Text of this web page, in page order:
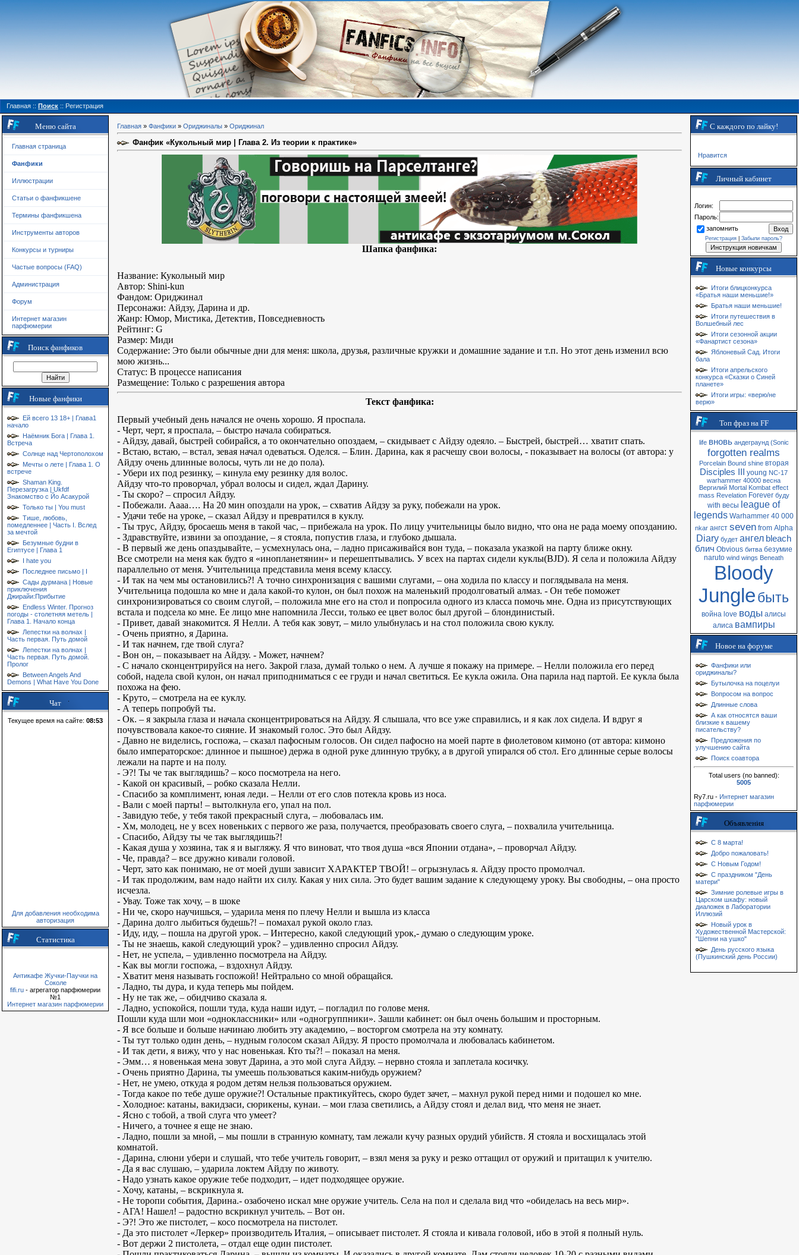
Главная :: Поиск :: Регистрация
Меню сайта
Главная страница
Фанфики
Иллюстрации
Статьи о фанфикшене
Термины фанфикшена
Инструменты авторов
Конкурсы и турниры
Частые вопросы (FAQ)
Администрация
Форум
Интернет магазин
парфюмерии
Поиск фанфиков
Новые фанфики
Ей всего 13 18+ | Глава1
начало
Наёмник Бога | Глава 1.
Встреча
Солнце над Чертополохом
Мечты о лете | Глава 1. О
встрече
Shaman King.
Перезагрузка | Ukfdf
Знакомство с Йо Асакурой
Только ты | You must
Тише, любовь,
помедленнее | Часть I. Вслед
за мечтой
Безумные будни в
Египтусе | Глава 1
I hate you
Последнее письмо | I
Сады дурмана | Новые
приключения
Джирайи:Прибытие
Endless Winter. Прогноз
погоды - столетняя метель |
Глава 1. Начало конца
Лепестки на волнах |
Часть первая. Путь домой
Лепестки на волнах |
Часть первая. Путь домой.
Пролог
Between Angels And
Demons | What Have You Done
Чат
Текущее время на сайте: 08:53
Для добавления необходима
авторизация
Статистика
Антикафе Жучки-Паучки на
Соколе
fifi.ru - агрегатор парфюмерии
№1
Интернет магазин парфюмерии
Главная » Фанфики » Ориджиналы » Ориджинал
Фанфик «Кукольный мир | Глава 2. Из теории к практике»
Шапка фанфика:
Название: Кукольный мир
Автор: Shini-kun
Фандом: Ориджинал
Персонажи: Айдзу, Дарина и др.
Жанр: Юмор, Мистика, Детектив, Повседневность
Рейтинг: G
Размер: Миди
Содержание: Это были обычные дни для меня: школа, друзья, различные кружки и домашние задание и т.п. Но этот день изменил всю
мою жизнь...
Статус: В процессе написания
Размещение: Только с разрешения автора
Текст фанфика:
Первый учебный день начался не очень хорошо. Я проспала.
- Черт, черт, я проспала, – быстро начала собираться.
- Айдзу, давай, быстрей собирайся, а то окончательно опоздаем, – скидывает с Айдзу одеяло. – Быстрей, быстрей… хватит спать.
- Встаю, встаю, – встал, зевая начал одеваться. Оделся. – Блин. Дарина, как я расчешу свои волосы, - показывает на волосы (от автора: у
Айдзу очень длинные волосы, чуть ли не до пола).
- Убери их под резинку, – кинула ему резинку для волос.
Айдзу что-то проворчал, убрал волосы и сидел, ждал Дарину.
- Ты скоро? – спросил Айдзу.
- Побежали. Аааа…. На 20 мин опоздали на урок, – схватив Айдзу за руку, побежали на урок.
- Удачи тебе на уроке, – сказал Айдзу и превратился в куклу.
- Ты трус, Айдзу, бросаешь меня в такой час, – прибежала на урок. По лицу учительницы было видно, что она не рада моему опозданию.
- Здравствуйте, извини за опоздание, – я стояла, попустив глаза, и глубоко дышала.
- В первый же день опаздывайте, – усмехнулась она, – ладно присаживайся вон туда, – показала указкой на парту ближе окну.
Все смотрели на меня как будто я «инопланетянин» и перешептывались. У всех на партах сидели куклы(BJD). Я села и положила Айдзу
параллельно от меня. Учительница представила меня всему классу.
- И так на чем мы остановились?! А точно синхронизация с вашими слугами, – она ходила по классу и поглядывала на меня.
Учительница подошла ко мне и дала какой-то кулон, он был похож на маленький продолговатый алмаз. - Он тебе поможет
синхронизироваться со своим слугой, – положила мне его на стол и попросила одного из класса помочь мне. Одна из присутствующих
встала и подсела ко мне. Ее лицо мне напомнила Лесси, только ее цвет волос был другой – блондинистый.
- Привет, давай знакомится. Я Нелли. А тебя как зовут, – мило улыбнулась и на стол положила свою куклу.
- Очень приятно, я Дарина.
- И так начнем, где твой слуга?
- Вон он, – показывает на Айдзу. - Может, начнем?
- С начало сконцентрируйся на него. Закрой глаза, думай только о нем. А лучше я покажу на примере. – Нелли положила его перед
собой, надела свой кулон, он начал приподниматься с ее груди и начал светиться. Ее кукла ожила. Она парила над партой. Ее кукла была
похожа на фею.
- Круто, – смотрела на ее куклу.
- А теперь попробуй ты.
- Ок. – я закрыла глаза и начала сконцентрироваться на Айдзу. Я слышала, что все уже справились, и я как лох сидела. И вдруг я
почувствовала какое-то сияние. И знакомый голос. Это был Айдзу.
- Давно не виделись, госпожа, – сказал пафосным голосов. Он сидел пафосно на моей парте в фиолетовом кимоно (от автора: кимоно
было императорское: длинное и пышное) держа в одной руке длинную трубку, а в другой упирался об стол. Его длинные серые волосы
лежали на парте и на полу.
- Э?! Ты че так выглядишь? – косо посмотрела на него.
- Какой он красивый, – робко сказала Нелли.
- Спасибо за комплимент, юная леди. – Нелли от его слов потекла кровь из носа.
- Вали с моей парты! – вытолкнула его, упал на пол.
- Завидую тебе, у тебя такой прекрасный слуга, – любовалась им.
- Хм, молодец, не у всех новеньких с первого же раза, получается, преобразовать своего слуга, – похвалила учительница.
- Спасибо, Айдзу ты че так выглядишь?!
- Какая душа у хозяина, так я и выгляжу. Я что виноват, что твоя душа «вся Японии отдана», – проворчал Айдзу.
- Че, правда? – все дружно кивали головой.
- Черт, зато как понимаю, не от моей души зависит ХАРАКТЕР ТВОЙ! – огрызнулась я. Айдзу просто промолчал.
- И так продолжим, вам надо найти их силу. Какая у них сила. Это будет вашим задание к следующему уроку. Вы свободны, – она просто
исчезла.
- Увау. Тоже так хочу, – в шоке
- Ни че, скоро научишься, – ударила меня по плечу Нелли и вышла из класса
- Дарина долго лыбиться будешь?! – помахал рукой около глаз.
- Иду, иду, – пошла на другой урок. – Интересно, какой следующий урок,- думаю о следующим уроке.
- Ты не знаешь, какой следующий урок? – удивленно спросил Айдзу.
- Нет, не успела, – удивленно посмотрела на Айдзу.
- Как вы могли госпожа, – вздохнул Айдзу.
- Хватит меня называть госпожой! Нейтрально со мной обращайся.
- Ладно, ты дура, и куда теперь мы пойдем.
- Ну не так же, – обидчиво сказала я.
- Ладно, успокойся, пошли туда, куда наши идут, – погладил по голове меня.
Пошли куда шли мои «одноклассники» или «одногруппники». Зашли кабинет: он был очень большим и просторным.
- Я все больше и больше начинаю любить эту академию, – восторгом смотрела на эту комнату.
- Ты тут только один день, – нудным голосом сказал Айдзу. Я просто промолчала и любовалась кабинетом.
- И так дети, я вижу, что у нас новенькая. Кто ты?! – показал на меня.
- Эмм… я новенькая мена зовут Дарина, а это мой слуга Айдзу. – нервно стояла и заплетала косичку.
- Очень приятно Дарина, ты умеешь пользоваться каким-нибудь оружием?
- Нет, не умею, откуда я родом детям нельзя пользоваться оружием.
- Тогда какое по тебе душе оружие?! Остальные практикуйтесь, скоро будет зачет, – махнул рукой перед ними и подошел ко мне.
- Холодное: катаны, вакидзаси, сюрикены, кунаи. – мои глаза светились, а Айдзу стоял и делал вид, что меня не знает.
- Ясно с тобой, а твой слуга что умеет?
- Ничего, а точнее я еще не знаю.
- Ладно, пошли за мной, – мы пошли в странную комнату, там лежали кучу разных орудий убийств. Я стояла и восхищалась этой
комнатой.
- Дарина, слюни убери и слушай, что тебе учитель говорит, – взял меня за руку и резко оттащил от оружий и притащил к учителю.
- Да я вас слушаю, – ударила локтем Айдзу по животу.
- Надо узнать какое оружие тебе подходит, – идет подходящее оружие.
- Хочу, катаны, – вскрикнула я.
- Не торопи события, Дарина.- озабочено искал мне оружие учитель. Села на пол и сделала вид что «обиделась на весь мир».
- АГА! Нашел! – радостно вскрикнул учитель. – Вот он.
- Э?! Это же пистолет, – косо посмотрела на пистолет.
- Да это пистолет «Леркер» производитель Италия, – описывает пистолет. Я стояла и кивала головой, ибо в этой я полный нуль.
- Вот держи 2 пистолета, – отдал еще один пистолет.
С каждого по лайку!
Нравится
Личный кабинет
Логин:
Пароль:
запомнить
Регистрация Забыли пароль?
Новые конкурсы
Итоги блицконкурса
«Братья наши меньшие!»
Братья наши меньшие!
Итоги путешествия в
Волшебный лес
Итоги сезонной акции
«Фанартист сезона»
Яблоневый Сад. Итоги
бала
Итоги апрельского
конкурса «Сказки о Синей
планете»
Итоги игры: «верю/не
верю»
Топ фраз на FF
life вновь андеграунд (Sonic
forgotten realms
Porcelain Bound shine вторая
Disciples III young NC-17
warhammer 40000 весна
Вергилий Mortal Kombat effect
mass Revelation Forever буду
with весы league of
legends Warhammer 40 000
nkar ангст seven from Alpha
Diary будет ангел bleach
блич Obvious битва безумие
naruto wind wings Beneath
Bloody
Jungleбыть
война love воды алисы
алиса вампиры
Новое на форуме
Фанфики или
ориджиналы?
Бутылочка на поцелуи
Вопросом на вопрос
Длинные слова
А как относятся ваши
близкие к вашему
писательству?
Предложения по
улучшению сайта
Поиск соавтора
Total users (no banned):
5005
Ry7.ru - Интернет магазин
парфюмерии
Объявления
С 8 марта!
Добро пожаловать!
С Новым Годом!
С праздником "День
матери"
Зимние ролевые игры в
Царском шкафу: новый
диаложек в Лаборатории
Иллюзий
Новый урок в
Художественной Мастерской:
"Шепни на ушко"
День русского языка
(Пушкинский день России)